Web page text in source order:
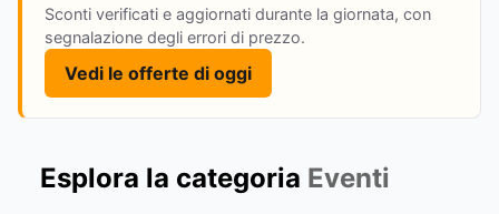
Sconti verificati e aggiornati durante la giornata, con
segnalazione degli errori di prezzo.
Vedi le offerte di oggi
Esplora la categoria Eventi